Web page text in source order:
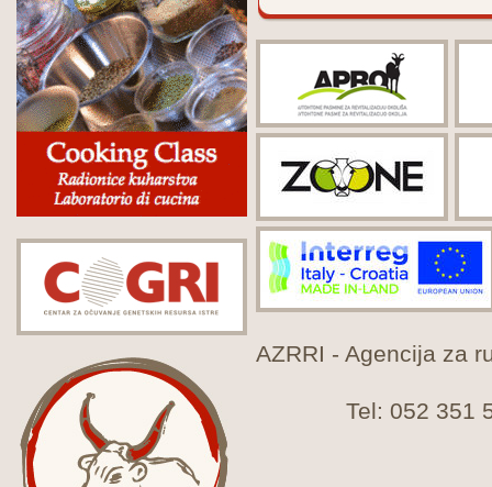
AZRRI - Agencija za
Tel: 052 351